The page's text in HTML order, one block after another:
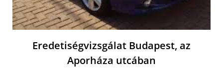
Eredetiségvizsgálat Budapest, az
Aporháza utcában